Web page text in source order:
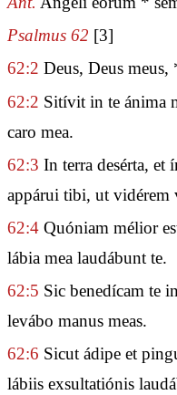
Psalmus 62 [3]
62:2 Deus, Deus
62:2 Sitívit in te ánima
caro mea.
62:3 In terra desérta, et
appárui tibi, ut vidérem
62:4 Quóniam mélior
lábia mea laudábunt te.
62:5 Sic benedícam te
levábo manus meas.
62:6 Sicut ádipe et
lábiis exsultatiónis